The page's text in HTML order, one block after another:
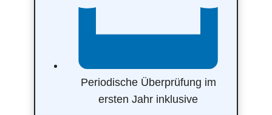
Periodische Überprüfung im
ersten Jahr inklusive